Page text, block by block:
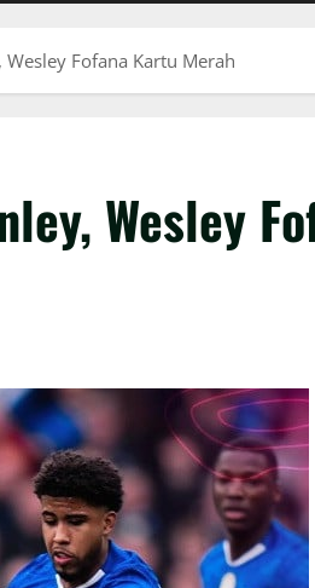
Fofana Kartu Merah
Wesley